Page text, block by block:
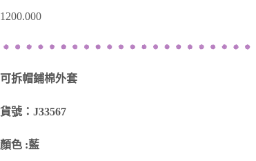
1200.000
可拆帽鋪棉外套
貨號：J33567
顏色 :藍